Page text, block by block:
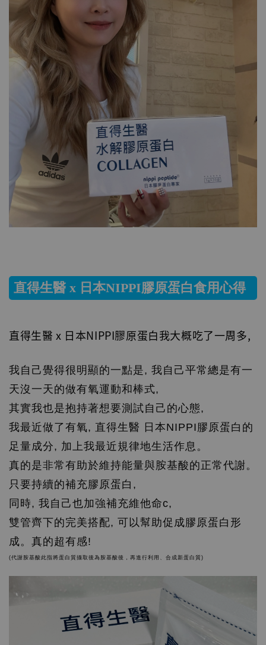
直得生醫 x 日本NIPPI膠原蛋白食用心得
直得生醫 x 日本NIPPI膠原蛋白我大概吃了一周多,
我自己覺得很明顯的一點是, 我自己平常總是有一
天沒一天的做有氧運動和棒式,
其實我也是抱持著想要測試自己的心態,
我最近做了有氧, 直得生醫 日本NIPPI膠原蛋白的
足量成分, 加上我最近規律地生活作息。
真的是非常有助於維持能量與胺基酸的正常代謝。
只要持續的補充膠原蛋白,
同時, 我自己也加強補充維他命c,
雙管齊下的完美搭配, 可以幫助促成膠原蛋白形
成。真的超有感!
(代謝胺基酸此指將蛋白質攝取後為胺基酸後，再進行利用、合成新蛋白質)